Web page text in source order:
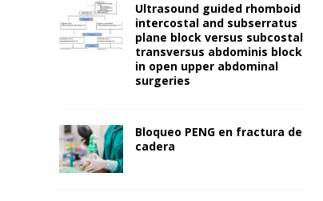
Ultrasound guided rhomboid
intercostal and subserratus
plane block versus subcostal
transversus abdominis block
in open upper abdominal
surgeries
Bloqueo PENG en fractura de
cadera